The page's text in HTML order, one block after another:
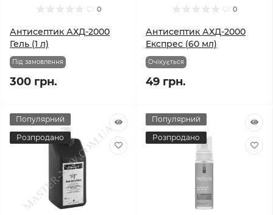
0
Антисептик АХД-2000
Гель (1 л)
Під замовлення
300 грн.
0
Антисептик АХД-2000
Експрес (60 мл)
Очікується
49 грн.
Популярний
Розпродано
Популярний
Розпродано